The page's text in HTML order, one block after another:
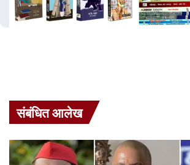
संबंधित आलेख